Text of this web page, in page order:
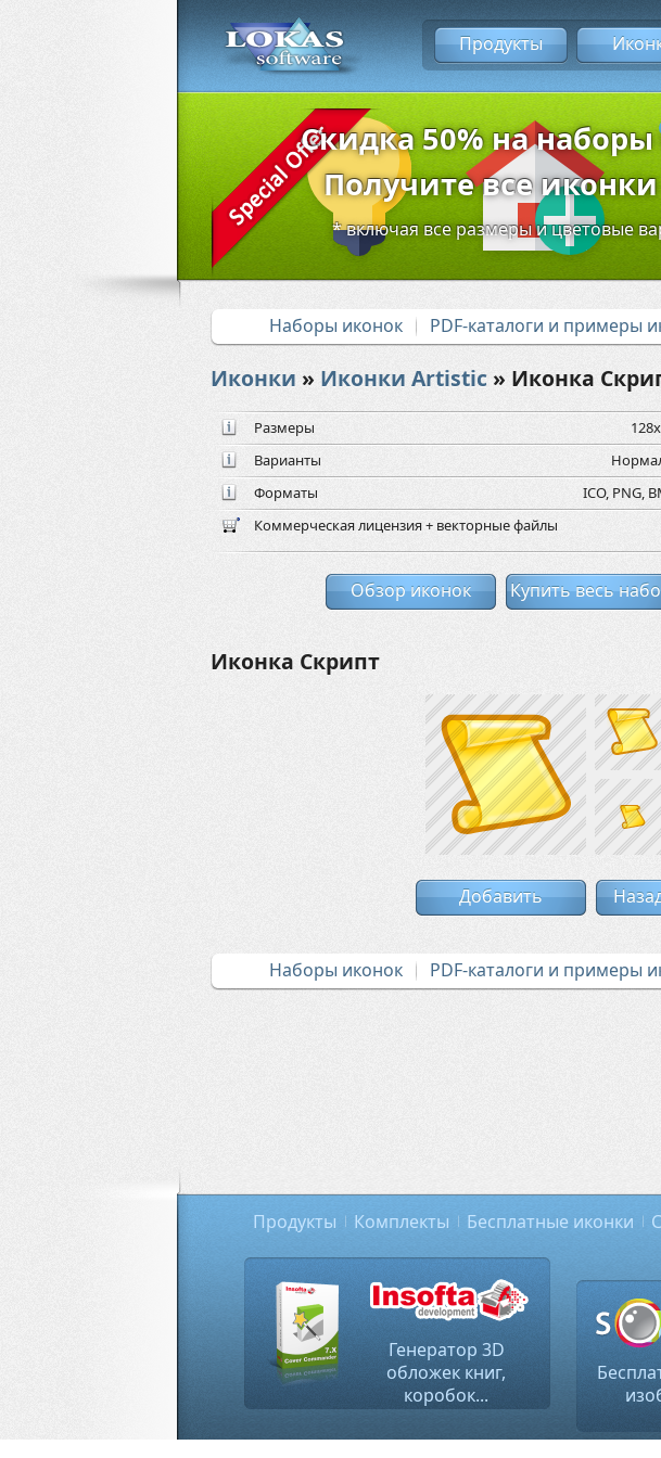
Продукты
Скидка 50% на
Получите все
* включая все размеры и цветовые
Наборы иконок PDF-каталоги и примеры
Иконки » Иконки Artistic » Иконка
Размеры
Варианты
Форматы
ICO, PNG,
Коммерческая лицензия + векторные файлы
Обзор иконок Купить весь
Иконка Скрипт
Добавить
Наборы иконок PDF-каталоги и примеры
Продукты Комплекты Бесплатные иконки
Генератор 3D
обложек книг,
коробок...